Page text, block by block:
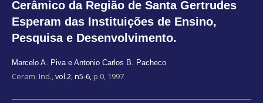
Cerâmico da Região de Santa Gertrudes
Esperam das Instituições de Ensino,
Pesquisa e Desenvolvimento.
Marcelo A. Piva e Antonio Carlos B. Pacheco
Ceram. Ind.,vol.2, n5-6, p.0, 1997